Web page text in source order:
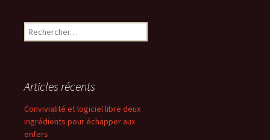
Rechercher :
Articles récents
Convivialité et logiciel libre deux
ingrédients pour échapper aux
enfers